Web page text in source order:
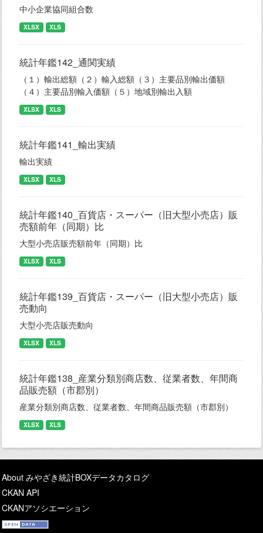
中小企業協同組合数
XLSX XLS
統計年鑑142_通関実績
（１）輸出総額（２）輸入総額（３）主要品別輸出価額
（４）主要品別輸入価額（５）地域別輸出入額
XLSX XLS
統計年鑑141_輸出実績
輸出実績
XLSX XLS
統計年鑑140_百貨店・スーパー（旧大型小売店）販
売額前年（同期）比
大型小売店販売額前年（同期）比
XLSX XLS
統計年鑑139_百貨店・スーパー（旧大型小売店）販
売動向
大型小売店販売動向
XLSX XLS
統計年鑑138_産業分類別商店数、従業者数、年間商
品販売額（市郡別）
産業分類別商店数、従業者数、年間商品販売額（市郡別）
XLSX XLS
About みやざき統計BOXデータカタログ
CKAN API
CKANアソシエーション